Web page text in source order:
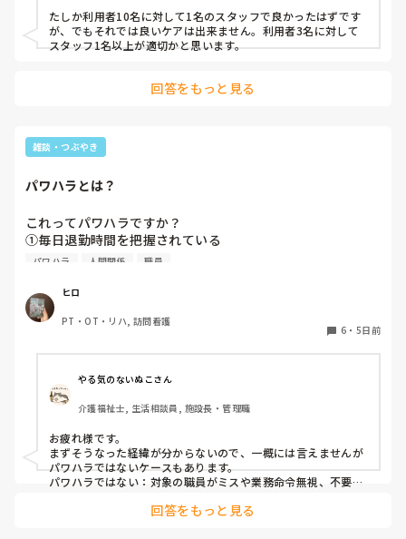
たしか利用者10名に対して1名のスタッフで良かったはずです
が、でもそれでは良いケアは出来ません。利用者3名に対して
スタッフ1名以上が適切かと思います。
回答をもっと見る
雑談・つぶやき
パワハラとは？
これってパワハラですか？
①毎日退勤時間を把握されている
②時分の行動を把握され優先順位を勝手に決めつけられる。
と叱責される。
パワハラ 人間関係 職員
ヒロ
PT・OT・リハ, 訪問看護
6 ・ 5日前
やる気のないぬこさん
介護福祉士, 生活相談員, 施設長・管理職
お疲れ様です。
まずそうなった経緯が分からないので、一概には言えませんが
パワハラではないケースもあります。
パワハラではない：対象の職員がミスや業務命令無視、不要な
回答をもっと見る